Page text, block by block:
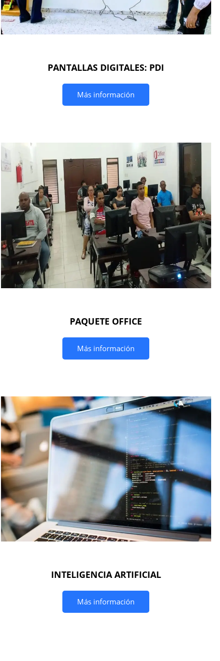
PANTALLAS DIGITALES: PDI
Más información
PAQUETE OFFICE
Más información
INTELIGENCIA ARTIFICIAL
Más información